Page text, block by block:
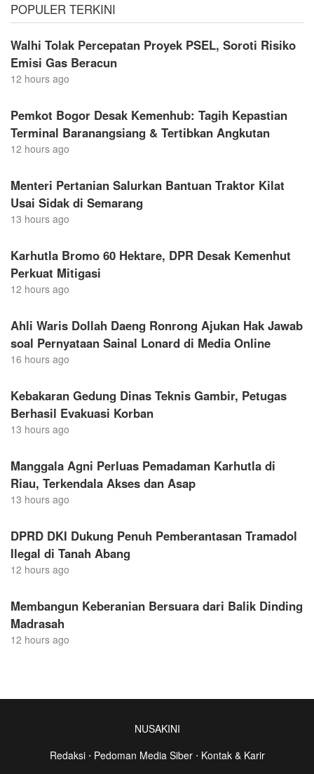
POPULER TERKINI
Walhi Tolak Percepatan Proyek PSEL, Soroti Risiko
Emisi Gas Beracun
12 hours ago
Pemkot Bogor Desak Kemenhub: Tagih Kepastian
Terminal Baranangsiang & Tertibkan Angkutan
12 hours ago
Menteri Pertanian Salurkan Bantuan Traktor Kilat
Usai Sidak di Semarang
13 hours ago
Karhutla Bromo 60 Hektare, DPR Desak Kemenhut
Perkuat Mitigasi
12 hours ago
Ahli Waris Dollah Daeng Ronrong Ajukan Hak Jawab
soal Pernyataan Sainal Lonard di Media Online
16 hours ago
Kebakaran Gedung Dinas Teknis Gambir, Petugas
Berhasil Evakuasi Korban
13 hours ago
Manggala Agni Perluas Pemadaman Karhutla di
Riau, Terkendala Akses dan Asap
13 hours ago
DPRD DKI Dukung Penuh Pemberantasan Tramadol
Ilegal di Tanah Abang
12 hours ago
Membangun Keberanian Bersuara dari Balik Dinding
Madrasah
12 hours ago
NUSAKINI
Redaksi⋅ Pedoman Media Siber⋅ Kontak & Karir